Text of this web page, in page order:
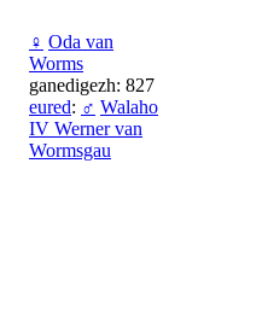
♀ Oda van
Worms
ganedigezh: 827
eured: ♂ Walaho
IV Werner van
Wormsgau